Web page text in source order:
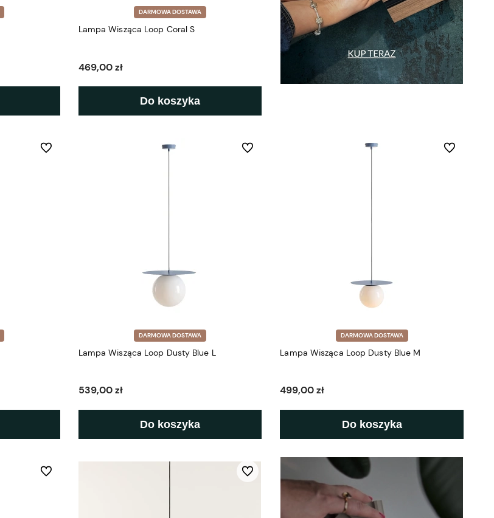
DARMOWA DOSTAWA
Lampa Wisząca Loop Coral S
469,00 zł
Do koszyka
Do ulubionych
DARMOWA DOSTAWA
Lampa Wisząca Loop Dusty Blue L
539,00 zł
Do koszyka
Do ulubionych
DARMOWA DOSTAWA
Lampa Wisząca Loop Dusty Blue M
499,00 zł
Do koszyka
Do ulubionych
Do ulubionych Do ulubionych